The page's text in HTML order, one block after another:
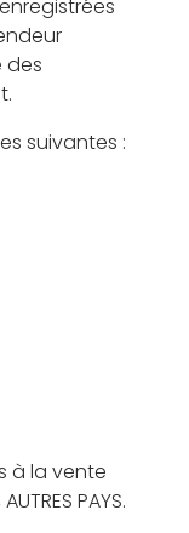
des
suivantes :
à la vente
PAYS.